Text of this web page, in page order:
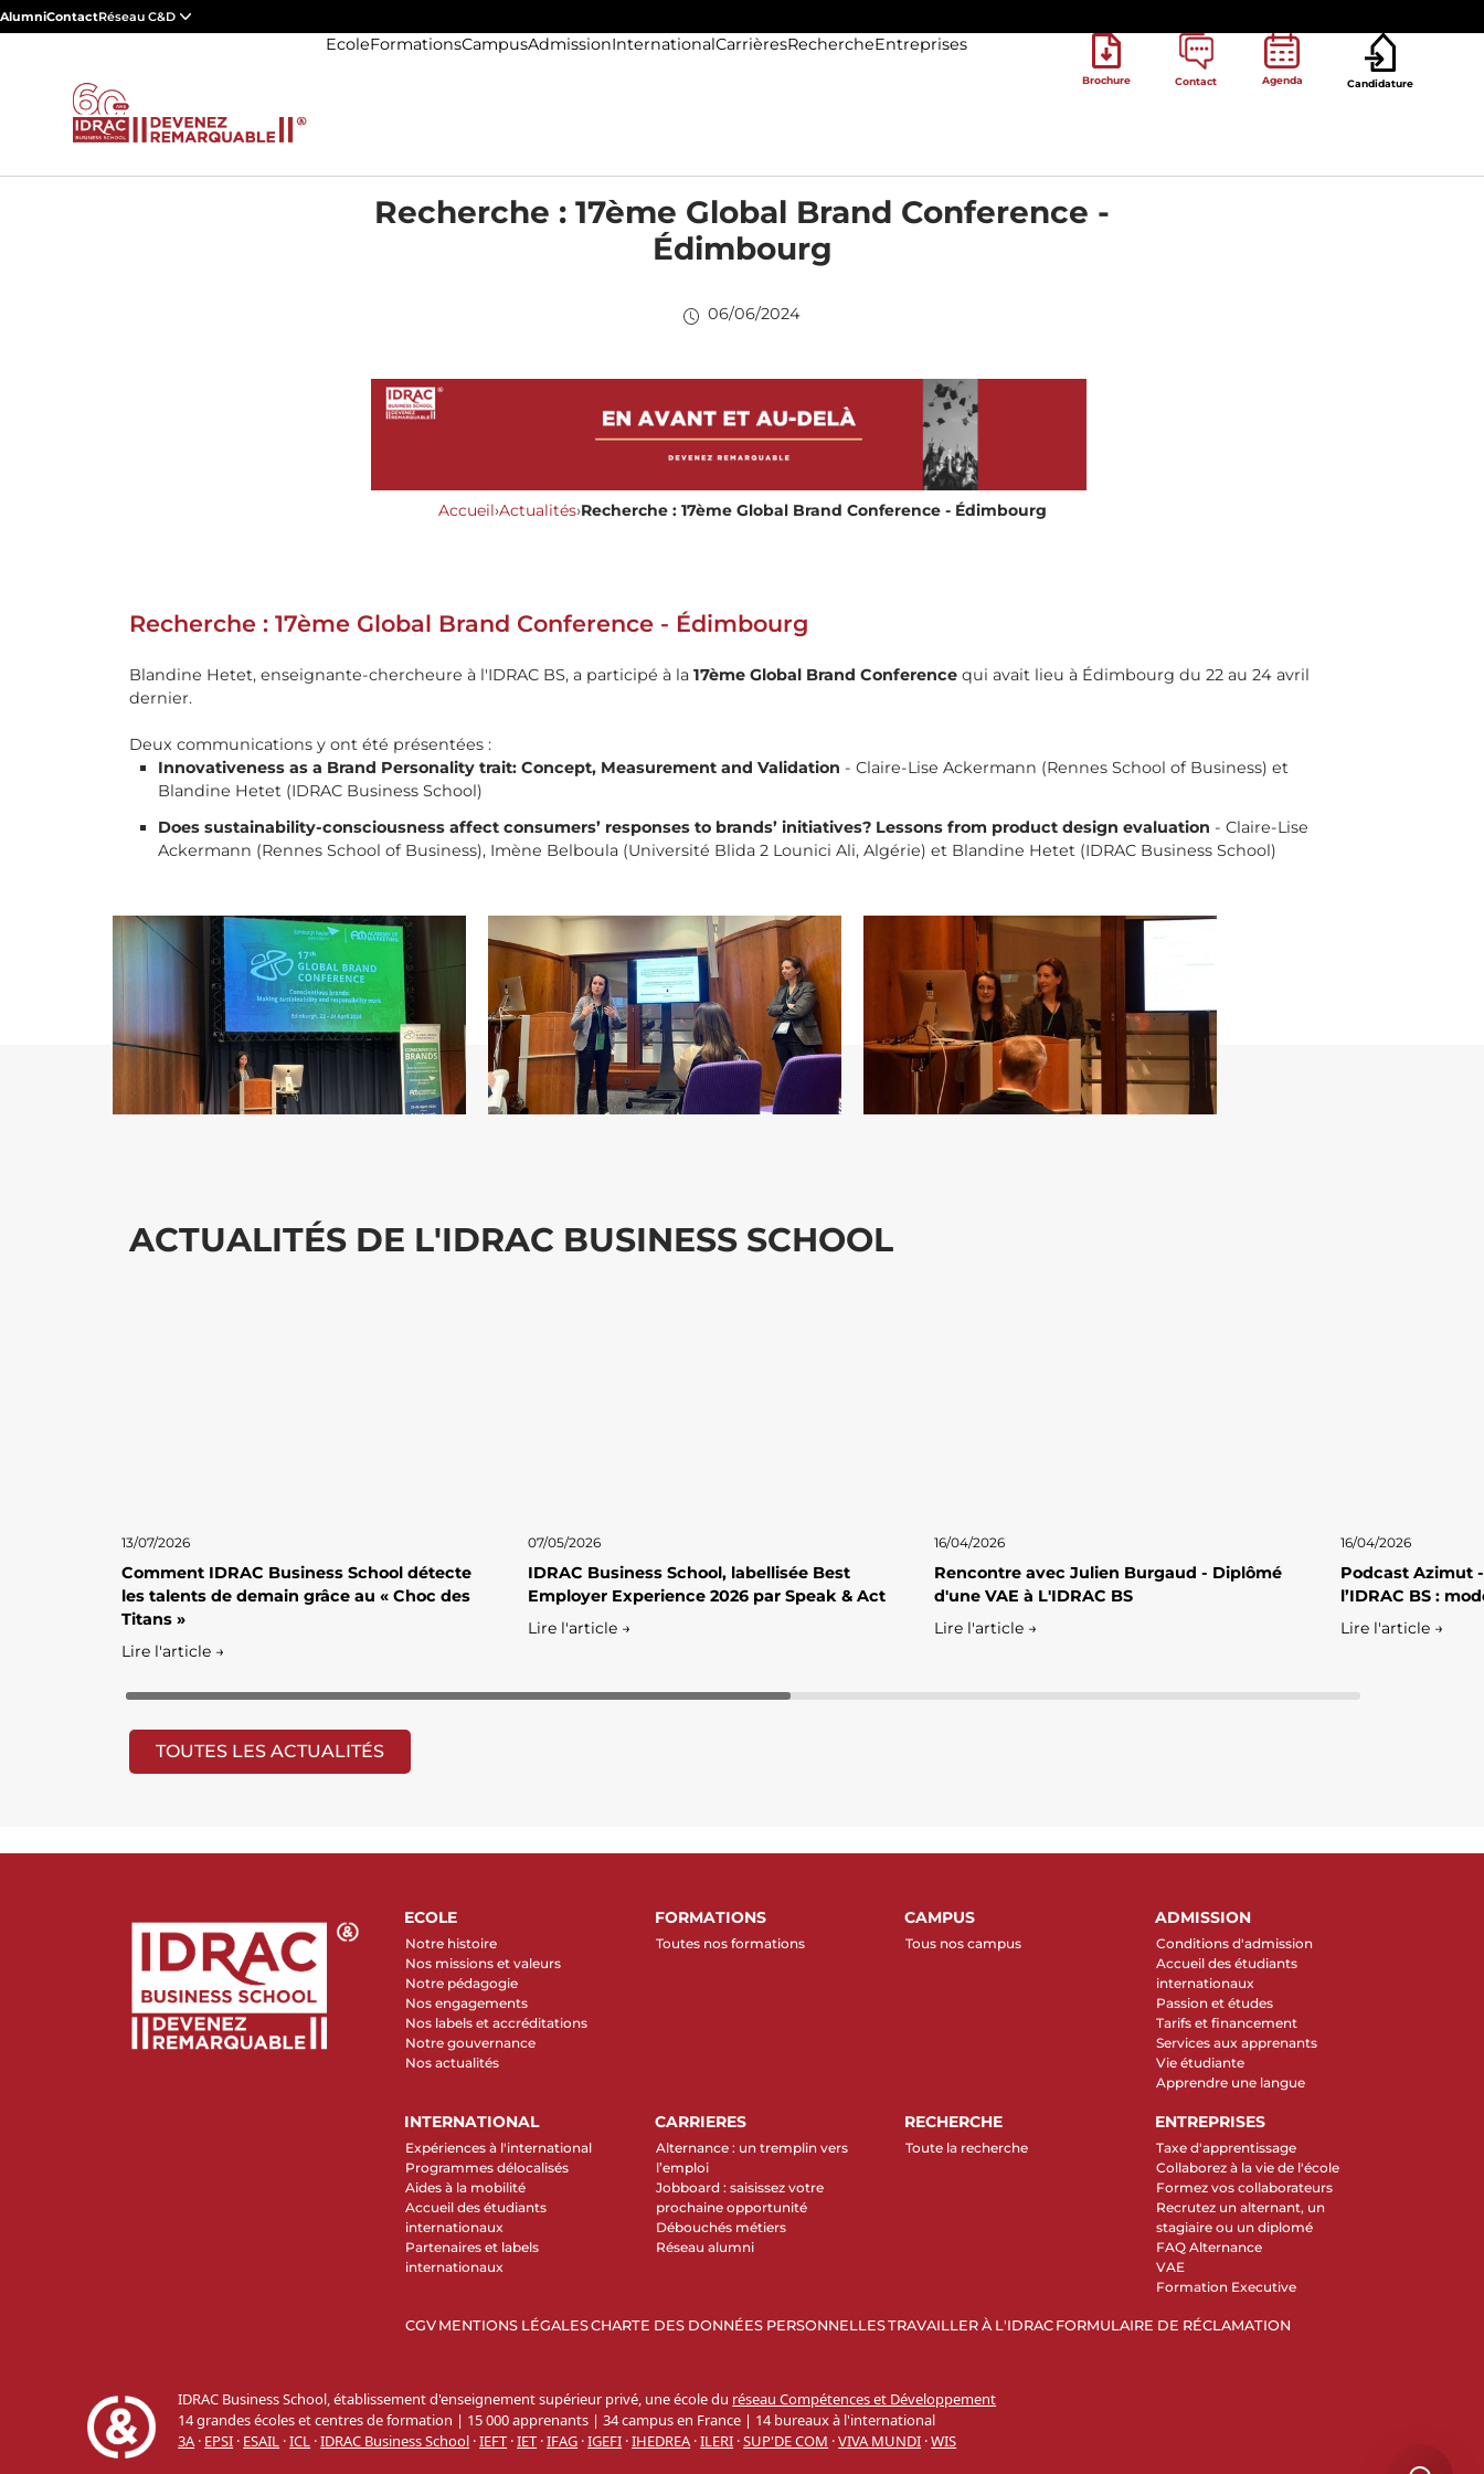
AlumniContactRéseau C&D
EcoleFormationsCampusAdmissionInternationalCarrièresRechercheEntreprises
Brochure Contact Agenda Candidature
Recherche : 17ème Global Brand Conference -
Édimbourg
06/06/2024
Accueil›Actualités›Recherche : 17ème Global Brand Conference - Édimbourg
Recherche : 17ème Global Brand Conference - Édimbourg
Blandine Hetet, enseignante-chercheure à l'IDRAC BS, a participé à la 17ème Global Brand Conference qui avait lieu à Édimbourg du 22 au 24 avril
dernier.
Deux communications y ont été présentées :
Innovativeness as a Brand Personality trait: Concept, Measurement and Validation - Claire-Lise Ackermann (Rennes School of Business) et
Blandine Hetet (IDRAC Business School)
Does sustainability-consciousness affect consumers’ responses to brands’ initiatives? Lessons from product design evaluation - Claire-Lise
Ackermann (Rennes School of Business), Imène Belboula (Université Blida 2 Lounici Ali, Algérie) et Blandine Hetet (IDRAC Business School)
ACTUALITÉS DE L'IDRAC BUSINESS SCHOOL
13/07/2026
Comment IDRAC Business School détecte
les talents de demain grâce au « Choc des
Titans »
Lire l'article →
07/05/2026
IDRAC Business School, labellisée Best
Employer Experience 2026 par Speak & Act
Lire l'article →
16/04/2026
Rencontre avec Julien Burgaud - Diplômé
d'une VAE à L'IDRAC BS
Lire l'article →
16/04/2026
Podcast Azimut
l’IDRAC BS :
Lire l'article →
TOUTES LES ACTUALITÉS
ECOLE
Notre histoire
Nos missions et valeurs
Notre pédagogie
Nos engagements
Nos labels et accréditations
Notre gouvernance
Nos actualités
FORMATIONS
Toutes nos formations
CAMPUS
Tous nos campus
ADMISSION
Conditions d'admission
Accueil des étudiants
internationaux
Passion et études
Tarifs et financement
Services aux apprenants
Vie étudiante
Apprendre une langue
INTERNATIONAL
Expériences à l'international
Programmes délocalisés
Aides à la mobilité
Accueil des étudiants
internationaux
Partenaires et labels
internationaux
CARRIERES
Alternance : un tremplin vers
l’emploi
Jobboard : saisissez votre
prochaine opportunité
Débouchés métiers
Réseau alumni
RECHERCHE
Toute la recherche
ENTREPRISES
Taxe d'apprentissage
Collaborez à la vie de l'école
Formez vos collaborateurs
Recrutez un alternant, un
stagiaire ou un diplomé
FAQ Alternance
VAE
Formation Executive
CGV MENTIONS LÉGALESCHARTE DES DONNÉES PERSONNELLESTRAVAILLER À L'IDRAC FORMULAIRE DE RÉCLAMATION